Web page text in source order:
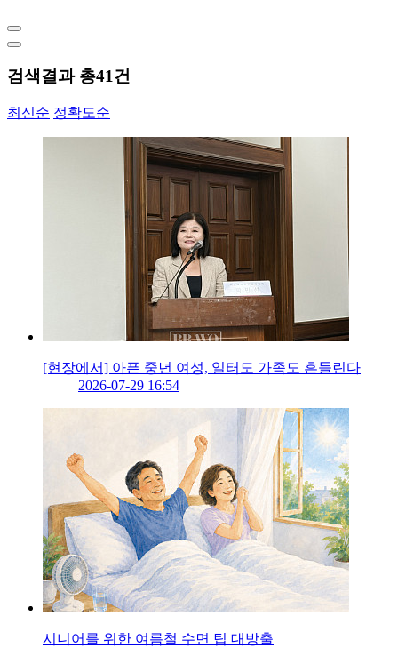
검색결과 총41건
최신순 정확도순
[현장에서] 아픈 중년 여성, 일터도 가족도 흔들린다
2026-07-29 16:54
시니어를 위한 여름철 수면 팁 대방출